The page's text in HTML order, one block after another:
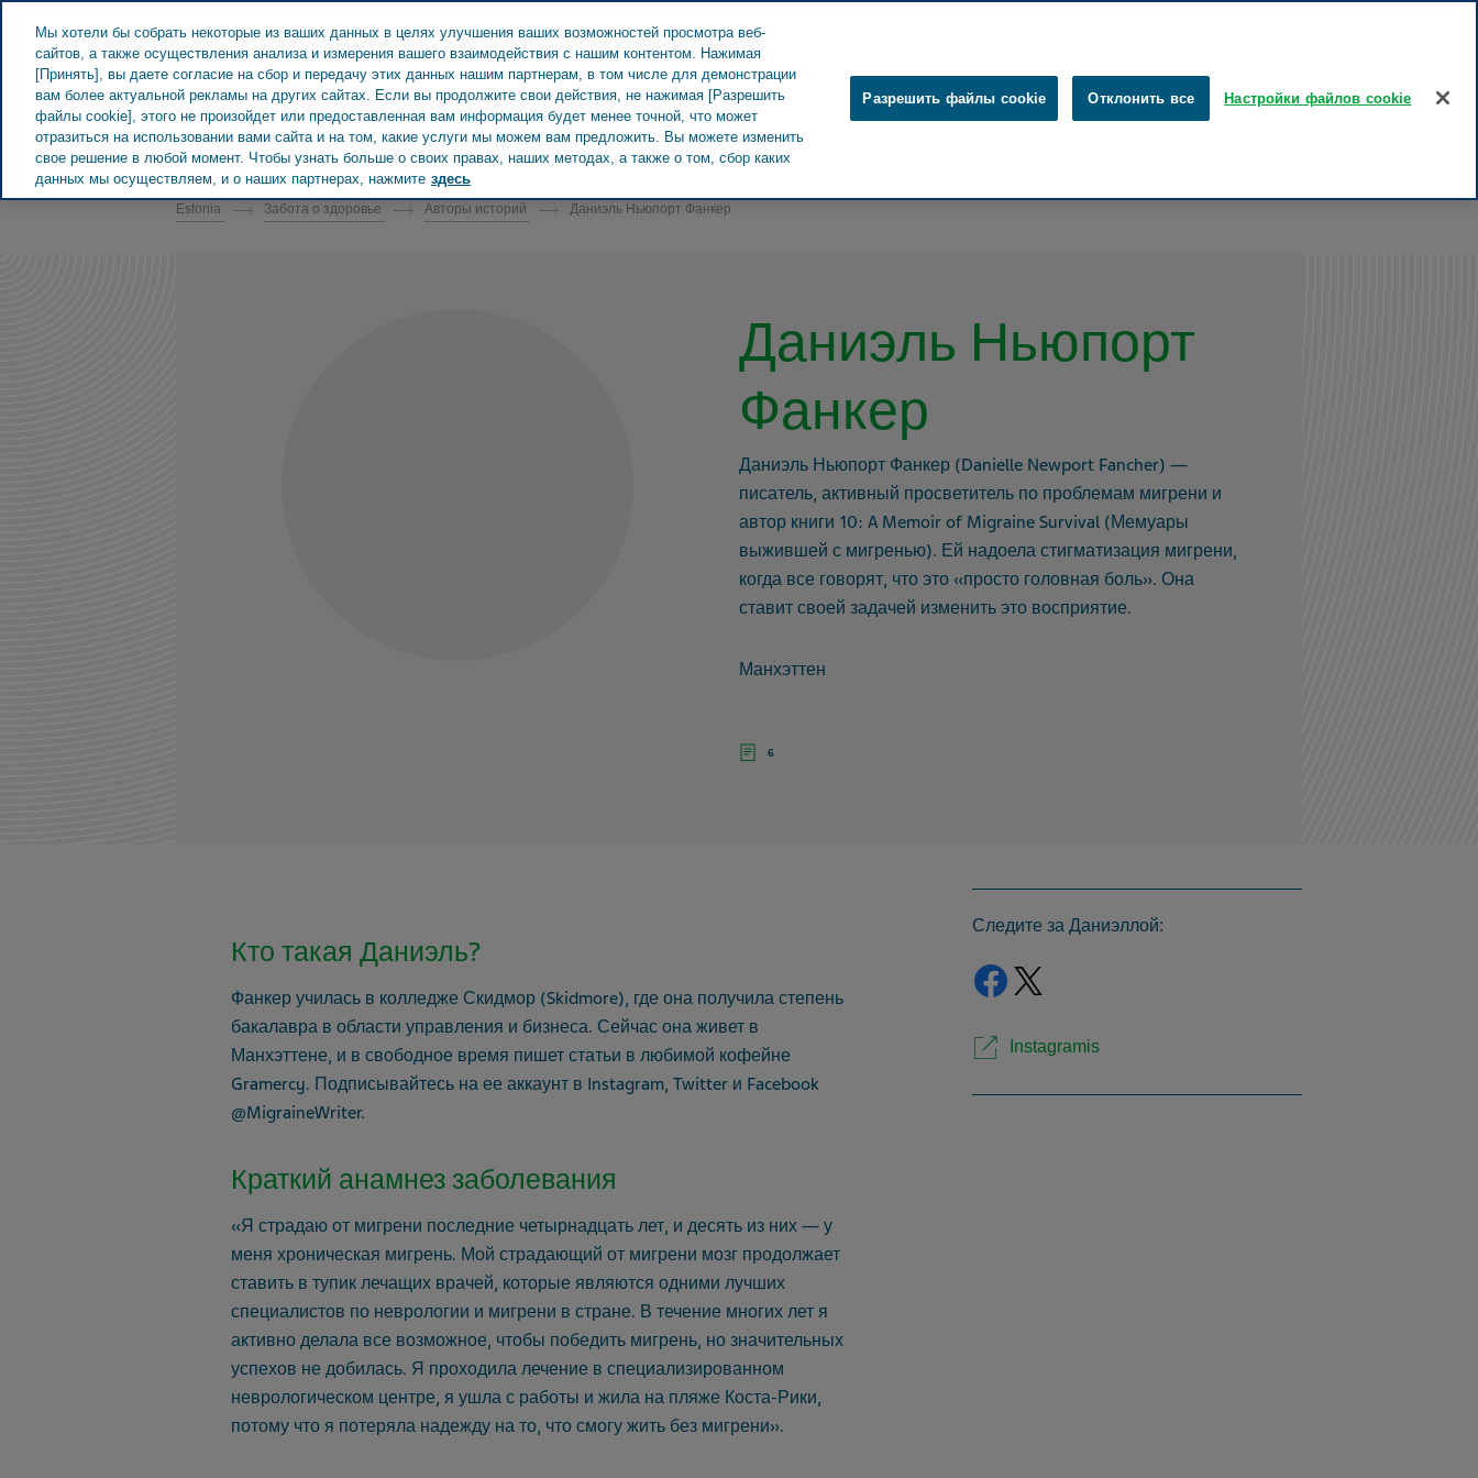
Teva в мире
О Teva Новости и СМИ
ESTONIA ЗАБОТА О ЗДОРОВЬЕ
Estonia Забота о здоровье Авторы историй Даниэль Ньюпорт Фанкер
Даниэль Ньюпорт
Фанкер
Даниэль Ньюпорт Фанкер (Danielle Newport Fancher) —
писатель, активный просветитель по проблемам мигрени и
автор книги 10: A Memoir of Migraine Survival (Мемуары
выжившей с мигренью). Ей надоела стигматизация мигрени,
когда все говорят, что это «просто головная боль». Она
ставит своей задачей изменить это восприятие.
Манхэттен
6
Кто такая Даниэль?
Фанкер училась в колледже Скидмор (Skidmore), где она получила степень
бакалавра в области управления и бизнеса. Сейчас она живет в
Манхэттене, и в свободное время пишет статьи в любимой кофейне
Gramercy. Подписывайтесь на ее аккаунт в Instagram, Twitter и Facebook
@MigraineWriter.
Краткий анамнез заболевания
«Я страдаю от мигрени последние четырнадцать лет, и десять из них — у
меня хроническая мигрень. Мой страдающий от мигрени мозг продолжает
ставить в тупик лечащих врачей, которые являются одними лучших
специалистов по неврологии и мигрени в стране. В течение многих лет я
активно делала все возможное, чтобы победить мигрень, но значительных
успехов не добилась. Я проходила лечение в специализированном
неврологическом центре, я ушла с работы и жила на пляже Коста-Рики,
потому что я потеряла надежду на то, что смогу жить без мигрени».
Следите за Даниэллой:
Facebook
Instagramis
Мы хотели бы собрать некоторые из ваших данных в целях улучшения ваших возможностей просмотра веб-
сайтов, а также осуществления анализа и измерения вашего взаимодействия с нашим контентом. Нажимая
[Принять], вы даете согласие на сбор и передачу этих данных нашим партнерам, в том числе для демонстрации
вам более актуальной рекламы на других сайтах. Если вы продолжите свои действия, не нажимая [Разрешить
файлы cookie], этого не произойдет или предоставленная вам информация будет менее точной, что может
отразиться на использовании вами сайта и на том, какие услуги мы можем вам предложить. Вы можете изменить
свое решение в любой момент. Чтобы узнать больше о своих правах, наших методах, а также о том, сбор каких
данных мы осуществляем, и о наших партнерах, нажмите здесь
Разрешить файлы cookie Отклонить все Настройки файлов cookie